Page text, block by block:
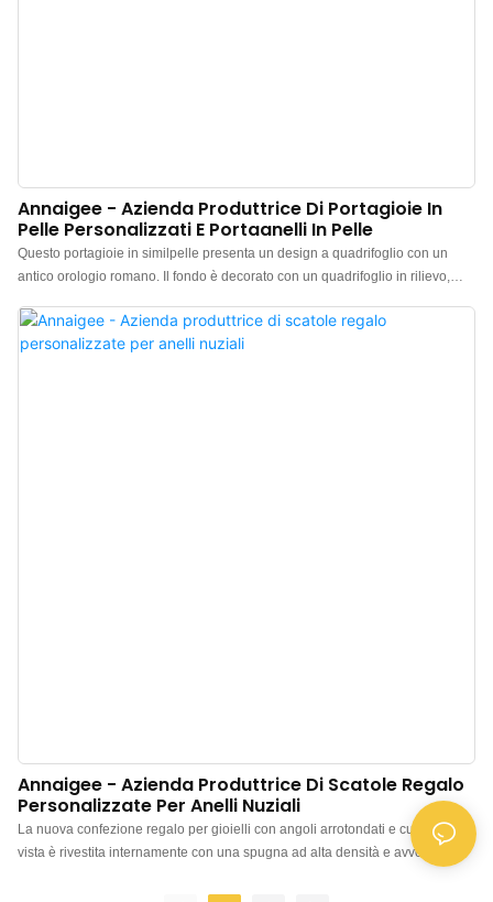
Annaigee - Azienda Produttrice Di Portagioie In
Pelle Personalizzati E Portaanelli In Pelle
Questo portagioie in similpelle presenta un design a quadrifoglio con un
antico orologio romano. Il fondo è decorato con un quadrifoglio in rilievo,
Un design unico e senza tempo per la felicità. Il portagioie in similpelle è
realizzato con cura artigianale e presenta un interno raffinato: l'esterno è in
Annaigee - Azienda Produttrice Di Scatole Regalo
Personalizzate Per Anelli Nuziali
La nuova confezione regalo per gioielli con angoli arrotondati e cuciture a
vista è rivestita internamente con una spugna ad alta densità e avvolta in